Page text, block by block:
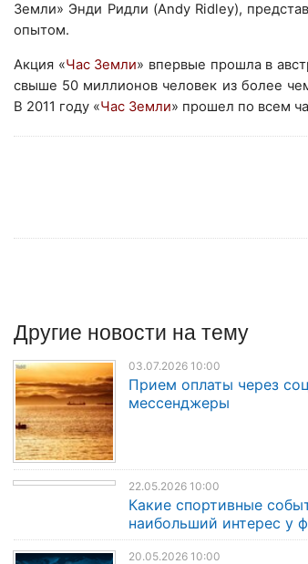
Земли» Энди Ридли (Andy Ridley),
опытом.
Акция «Час Земли» впервые прошла в
свыше 50 миллионов человек из более
В 2011 году «Час Земли» прошел по всем
Другие новости на тему
03.07.2026 10:00
Прием оплаты через
мессенджеры
22.05.2026 10:00
Какие спортивные
наибольший интерес у
20.05.2026 10:00